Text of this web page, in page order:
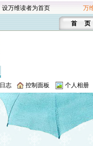
设万维读者为首页 万
首 页
志 控制面板 个人相册